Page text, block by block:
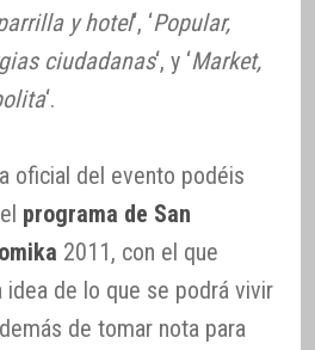
y hotel‘, ‘Popular,
ciudadanas‘, y ‘Market,
‘.
oficial del evento podéis
programa de San
2011, con el que
idea de lo que se podrá vivir
de tomar nota para